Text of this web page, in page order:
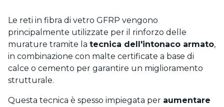
Le reti in fibra di vetro GFRP vengono
principalmente utilizzate per il rinforzo delle
murature tramite la tecnica dell'intonaco armato,
in combinazione con malte certificate a base di
calce o cemento per garantire un miglioramento
strutturale.
Questa tecnica è spesso impiegata per aumentare